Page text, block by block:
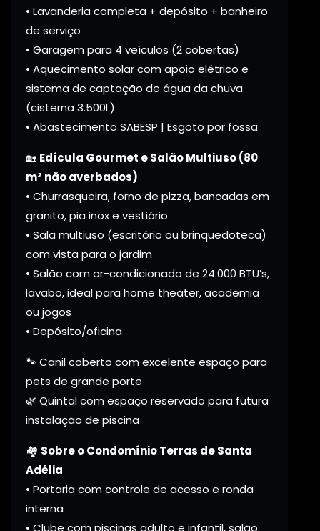
• Lavanderia completa + depósito + banheiro
de serviço
• Garagem para 4 veículos (2 cobertas)
• Aquecimento solar com apoio elétrico e
sistema de captação de água da chuva
(cisterna 3.500L)
• Abastecimento SABESP | Esgoto por fossa
🏡 Edícula Gourmet e Salão Multiuso (80
m² não averbados)
• Churrasqueira, forno de pizza, bancadas em
granito, pia inox e vestiário
• Sala multiuso (escritório ou brinquedoteca)
com vista para o jardim
• Salão com ar-condicionado de 24.000 BTU’s,
lavabo, ideal para home theater, academia
ou jogos
• Depósito/oficina
🐾 Canil coberto com excelente espaço para
pets de grande porte
🌿 Quintal com espaço reservado para futura
instalação de piscina
🏘️ Sobre o Condomínio Terras de Santa
Adélia
• Portaria com controle de acesso e ronda
interna